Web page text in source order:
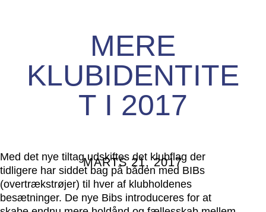
MERE
KLUBIDENTITE
T I 2017
MARTS 21, 2017
Med det nye tiltag udskiftes det klubflag der
tidligere har siddet bag på båden med BIBs
(overtrækstrøjer) til hver af klubholdenes
besætninger. De nye Bibs introduceres for at